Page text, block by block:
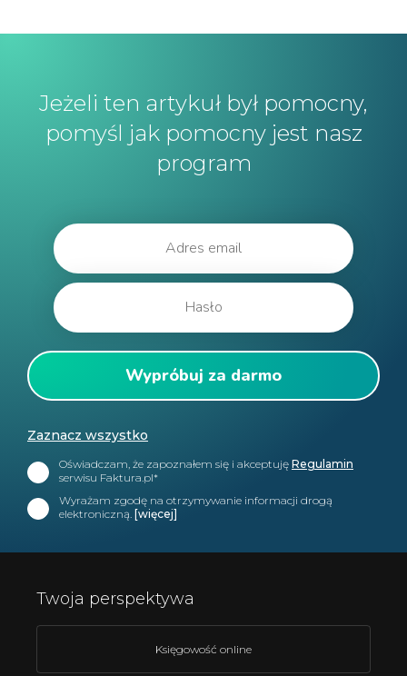
Jeżeli ten artykuł był pomocny,
pomyśl jak pomocny jest nasz
program
Zaznacz wszystko
Oświadczam, że zapoznałem się i akceptuję Regulamin
serwisu Faktura.pl*
Wyrażam zgodę na otrzymywanie informacji drogą
elektroniczną. [więcej]
Twoja perspektywa
Księgowość online